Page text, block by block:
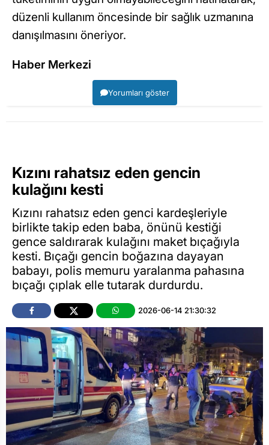
düzenli kullanım öncesinde bir sağlık uzmanına
danışılmasını öneriyor.
Haber Merkezi
Yorumları göster
Kızını rahatsız eden gencin
kulağını kesti
Kızını rahatsız eden genci kardeşleriyle
birlikte takip eden baba, önünü kestiği
gence saldırarak kulağını maket bıçağıyla
kesti. Bıçağı gencin boğazına dayayan
babayı, polis memuru yaralanma pahasına
bıçağı çıplak elle tutarak durdurdu.
2026-06-14 21:30:32